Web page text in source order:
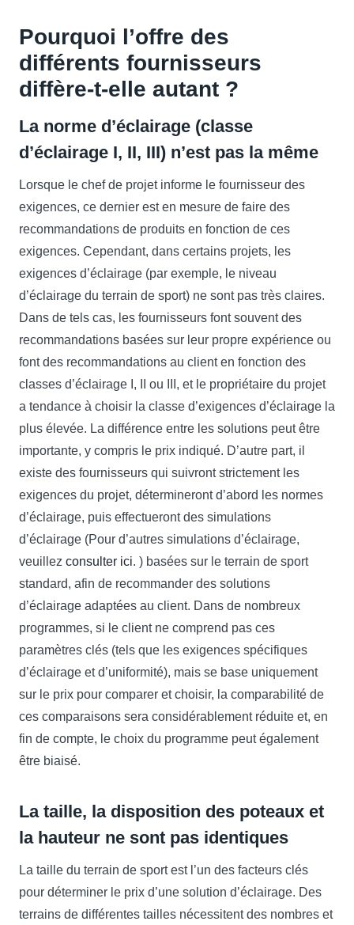
Pourquoi l’offre des
différents fournisseurs
diffère-t-elle autant ?
La norme d’éclairage (classe
d’éclairage I, II, III) n’est pas la même
Lorsque le chef de projet informe le fournisseur des
exigences, ce dernier est en mesure de faire des
recommandations de produits en fonction de ces
exigences. Cependant, dans certains projets, les
exigences d’éclairage (par exemple, le niveau
d’éclairage du terrain de sport) ne sont pas très claires.
Dans de tels cas, les fournisseurs font souvent des
recommandations basées sur leur propre expérience ou
font des recommandations au client en fonction des
classes d’éclairage I, II ou III, et le propriétaire du projet
a tendance à choisir la classe d’exigences d’éclairage la
plus élevée. La différence entre les solutions peut être
importante, y compris le prix indiqué. D’autre part, il
existe des fournisseurs qui suivront strictement les
exigences du projet, détermineront d’abord les normes
d’éclairage, puis effectueront des simulations
d’éclairage (Pour d’autres simulations d’éclairage,
veuillez consulter ici. ) basées sur le terrain de sport
standard, afin de recommander des solutions
d’éclairage adaptées au client. Dans de nombreux
programmes, si le client ne comprend pas ces
paramètres clés (tels que les exigences spécifiques
d’éclairage et d’uniformité), mais se base uniquement
sur le prix pour comparer et choisir, la comparabilité de
ces comparaisons sera considérablement réduite et, en
fin de compte, le choix du programme peut également
être biaisé.
La taille, la disposition des poteaux et
la hauteur ne sont pas identiques
La taille du terrain de sport est l’un des facteurs clés
pour déterminer le prix d’une solution d’éclairage. Des
terrains de différentes tailles nécessitent des nombres et